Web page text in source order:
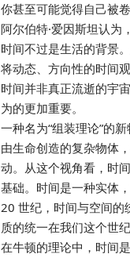
你甚至可能觉得自己被
阿尔伯特·爱因斯坦认为
时间不过是生活的背景
将动态、方向性的时间
时间并非真正流逝的宇
为的更加重要。
一种名为“组装理论”的
由生命创造的复杂物体
动。从这个视角看，时
基础。时间是一种实体
20 世纪，时间与空间的
质的统一在我们这个世
在牛顿的理论中，时间